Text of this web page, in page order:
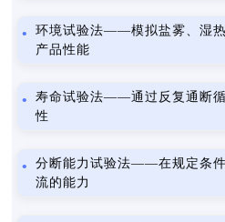
环境试验法——模拟盐雾、湿
产品性能
寿命试验法——通过反复通断
性
分断能力试验法——在规定条
流的能力